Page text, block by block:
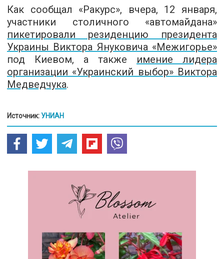
Как сообщал «Ракурс», вчера, 12 января,
участники столичного «автомайдана»
пикетировали резиденцию президента
Украины Виктора Януковича «Межигорье»
под Киевом, а также имение лидера
организации «Украинский выбор» Виктора
Медведчука.
Источник:УНИАН